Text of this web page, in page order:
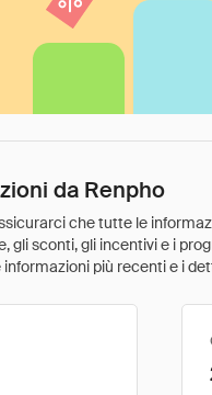
da Renpho
che tutte le
gli sconti, gli incentivi e i
più recenti e i